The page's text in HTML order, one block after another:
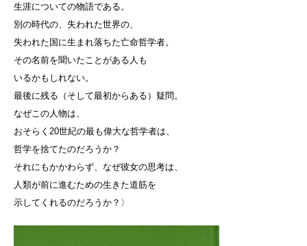
生涯についての物語である。
別の時代の、失われた世界の、
失われた国に生まれ落ちた亡命哲学者。
その名前を聞いたことがある人も
いるかもしれない。
最後に残る（そして最初からある）疑問。
なぜこの人物は、
おそらく20世紀の最も偉大な哲学者は、
哲学を捨てたのだろうか？
それにもかかわらず、なぜ彼女の思考は、
人類が前に進むための生きた道筋を
示してくれるのだろうか？〉